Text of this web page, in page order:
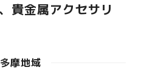
貴金属アクセサリ
摩地域